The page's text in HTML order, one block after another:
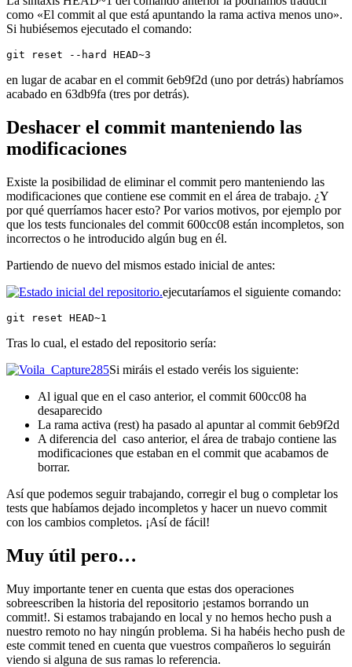
como «El commit al que está apuntando la rama activa menos uno».
Si hubiésemos ejecutado el comando:
git reset --hard HEAD~3
en lugar de acabar en el commit 6eb9f2d (uno por detrás) habríamos
acabado en 63db9fa (tres por detrás).
Deshacer el commit manteniendo las
modificaciones
Existe la posibilidad de eliminar el commit pero manteniendo las
modificaciones que contiene ese commit en el área de trabajo. ¿Y
por qué querríamos hacer esto? Por varios motivos, por ejemplo por
que los tests funcionales del commit 600cc08 están incompletos, son
incorrectos o he introducido algún bug en él.
Partiendo de nuevo del mismos estado inicial de antes:
ejecutaríamos el siguiente comando:
git reset HEAD~1
Tras lo cual, el estado del repositorio sería:
Si miráis el estado veréis los siguiente:
Al igual que en el caso anterior, el commit 600cc08 ha
desaparecido
La rama activa (rest) ha pasado al apuntar al commit 6eb9f2d
A diferencia del caso anterior, el área de trabajo contiene las
modificaciones que estaban en el commit que acabamos de
borrar.
Así que podemos seguir trabajando, corregir el bug o completar los
tests que habíamos dejado incompletos y hacer un nuevo commit
con los cambios completos. ¡Así de fácil!
Muy útil pero…
Muy importante tener en cuenta que estas dos operaciones
sobreescriben la historia del repositorio ¡estamos borrando un
commit!. Si estamos trabajando en local y no hemos hecho push a
nuestro remoto no hay ningún problema. Si ha habéis hecho push de
este commit tened en cuenta que vuestros compañeros lo seguirán
viendo si alguna de sus ramas lo referencia.